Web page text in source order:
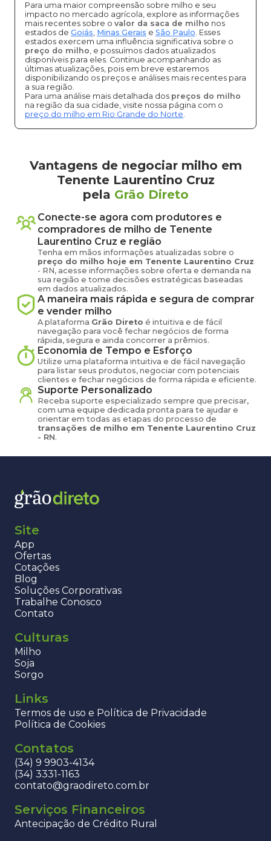
Para uma maior compreensão sobre milho e seu
impacto no mercado agrícola, explore as informações
mais recentes sobre o valor da saca de milho nos
estados de Goiás, Minas Gerais e São Paulo. Esses
estados exercem uma influência significativa sobre o
preço do milho, e possuímos dados atualizados
disponíveis para eles. Continue acompanhando as
últimas atualizações, pois em breve estaremos
disponibilizando os preços e análises mais recentes para
a sua região.
Para uma análise mais detalhada dos preços do milho
na região da sua cidade, visite nossa página com o
preço do milho em Rio Grande do Norte.
Vantagens de negociar milho em
Tenente Laurentino Cruz
pela Grão Direto
Conecte-se agora com produtores e
compradores de milho de Tenente
Laurentino Cruz e região
Tenha em mãos informações atualizadas sobre o
preço do milho hoje em Tenente Laurentino Cruz
- RN, acesse informações sobre oferta e demanda na
sua região e tome decisões estratégicas baseadas
em dados atualizados.
A maneira mais rápida e segura de comprar
e vender milho
A plataforma Grão Direto é intuitiva e de fácil
navegação para você fechar negócios de forma
rápida, segura e ainda concorrer a prêmios.
Economia de Tempo e Esforço
Utilize uma plataforma intuitiva e de fácil navegação
para listar seus produtos, negociar com potenciais
clientes e fechar negócios de forma rápida e eficiente.
Suporte Personalizado
Receba suporte especializado sempre que precisar,
com uma equipe dedicada pronta para te ajudar e
orientar em todas as etapas do processo de
transações de milho em Tenente Laurentino Cruz
- RN.
Site
App
Ofertas
Cotações
Blog
Soluções Corporativas
Trabalhe Conosco
Contato
Culturas
Milho
Soja
Sorgo
Links
Termos de uso e Política de Privacidade
Política de Cookies
Contatos
(34) 9 9903-4134
(34) 3331-1163
contato@graodireto.com.br
Serviços Financeiros
Antecipação de Crédito Rural